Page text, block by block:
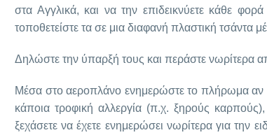
στα Αγγλικά, και να την επιδεικνύετε κάθε
τοποθετείστε τα σε μια διαφανή πλαστική τσάντα
Δηλώστε την ύπαρξή τους και περάστε νωρίτερα
Μέσα στο αεροπλάνο ενημερώστε το πλήρωμα αν
κάποια τροφική αλλεργία (π.χ. ξηρούς
ξεχάσετε να έχετε ενημερώσει νωρίτερα για την